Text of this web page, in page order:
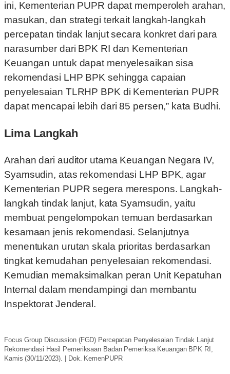
ini, Kementerian PUPR dapat memperoleh arahan,
masukan, dan strategi terkait langkah-langkah
percepatan tindak lanjut secara konkret dari para
narasumber dari BPK RI dan Kementerian
Keuangan untuk dapat menyelesaikan sisa
rekomendasi LHP BPK sehingga capaian
penyelesaian TLRHP BPK di Kementerian PUPR
dapat mencapai lebih dari 85 persen,” kata Budhi.
Lima Langkah
Arahan dari auditor utama Keuangan Negara IV,
Syamsudin, atas rekomendasi LHP BPK, agar
Kementerian PUPR segera merespons. Langkah-
langkah tindak lanjut, kata Syamsudin, yaitu
membuat pengelompokan temuan berdasarkan
kesamaan jenis rekomendasi. Selanjutnya
menentukan urutan skala prioritas berdasarkan
tingkat kemudahan penyelesaian rekomendasi.
Kemudian memaksimalkan peran Unit Kepatuhan
Internal dalam mendampingi dan membantu
Inspektorat Jenderal.
Focus Group Discussion (FGD) Percepatan Penyelesaian Tindak Lanjut
Rekomendasi Hasil Pemeriksaan Badan Pemeriksa Keuangan BPK RI,
Kamis (30/11/2023). | Dok. KemenPUPR